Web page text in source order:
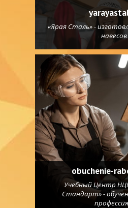
«Ярая Сталь» -
навесов
obuchenie-
Учебный Центр
Стандарт» -